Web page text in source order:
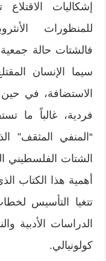
إشكاليات الاقتلاع
للمنظورات
فالشتات حالة جمعية
سيما الإنسان
الاستضافة، في
فردية، غالباً ما
“المنفي المثقف”
أهمية هذا الكتاب
تتغيا التأسيس
الدراسات الأدبية
كولونيالي.